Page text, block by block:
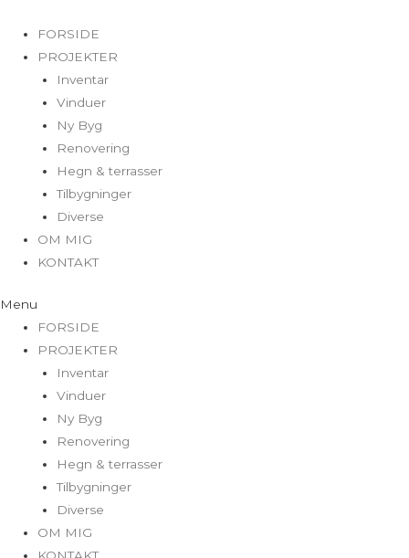
FORSIDE
PROJEKTER
Inventar
Vinduer
Ny Byg
Renovering
Hegn & terrasser
Tilbygninger
Diverse
OM MIG
KONTAKT
Menu
FORSIDE
PROJEKTER
Inventar
Vinduer
Ny Byg
Renovering
Hegn & terrasser
Tilbygninger
Diverse
OM MIG
KONTAKT